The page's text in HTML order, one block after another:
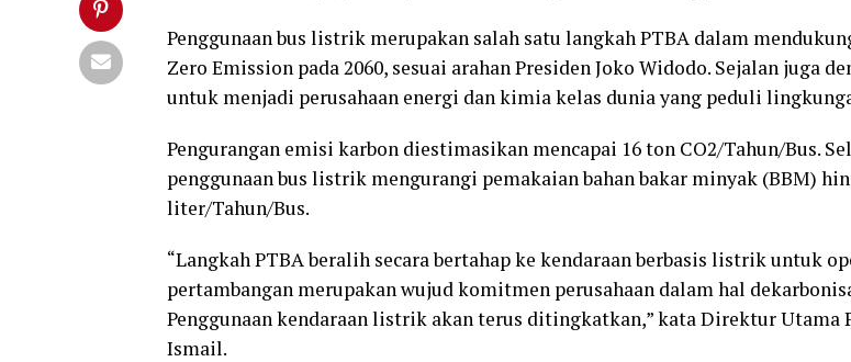
Penggunaan bus listrik merupakan salah satu langkah PTBA dalam
Zero Emission pada 2060, sesuai arahan Presiden Joko Widodo. Sejalan juga
untuk menjadi perusahaan energi dan kimia kelas dunia yang peduli
Pengurangan emisi karbon diestimasikan mencapai 16 ton CO2/Tahun/Bus.
penggunaan bus listrik mengurangi pemakaian bahan bakar minyak (BBM)
liter/Tahun/Bus.
“Langkah PTBA beralih secara bertahap ke kendaraan berbasis listrik untuk
pertambangan merupakan wujud komitmen perusahaan dalam hal
Penggunaan kendaraan listrik akan terus ditingkatkan,” kata Direktur Utama
Ismail.